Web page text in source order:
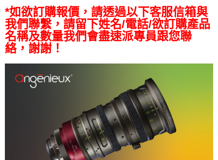
客戶支援中心」https://netprotections.freshdesk.com/support/home
【注意事項】
１．透過由恩沛科技股份有限公司提供之「AFTEE先享後付」服務完成之交
易，需依本服務之必要範圍內提供個人資料，並將交易相關給付款項請求債
權轉讓予恩沛科技股份有限公司。
３．未成年的使用者請事先徵得法定代理人或監護人之同意方可使用
「AFTEE先享後付」，若未經同意申辦者引起之損失，本公司不負相關責
４．使用「AFTEE先享後付」時，將依據個別帳號之用戶狀況，依本公司即
時審查核予不同之上限額度；若仍有額度不足之情形，本公司將視審查結果
請求用戶進行身份認證。
５．嚴禁一人註冊多個帳號或使用他人資訊註冊。若發現惡意使用之情形，
恩沛科技股份有限公司將有權停止該用戶之使用額度並採取法律行動。
每筆NT$75，滿NT$399(含以上)免運費
付款後門市自取
免運費
*如欲訂購報價，請透過以下客服信箱與
我們聯繫，請留下姓名/電話/欲訂購產品
名稱及數量我們會盡速派專員跟您聯
絡，謝謝！